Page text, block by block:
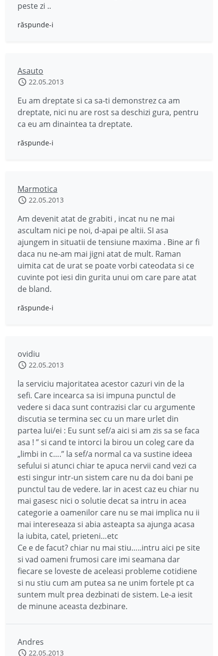
peste zi ..
răspunde-i
Asauto
22.05.2013
Eu am dreptate si ca sa-ti demonstrez ca am
dreptate, nici nu are rost sa deschizi gura, pentru
ca eu am dinaintea ta dreptate.
răspunde-i
Marmotica
22.05.2013
Am devenit atat de grabiti , incat nu ne mai
ascultam nici pe noi, d-apai pe altii. SI asa
ajungem in situatii de tensiune maxima . Bine ar fi
daca nu ne-am mai jigni atat de mult. Raman
uimita cat de urat se poate vorbi cateodata si ce
cuvinte pot iesi din gurita unui om care pare atat
de bland.
răspunde-i
ovidiu
22.05.2013
la serviciu majoritatea acestor cazuri vin de la
sefi. Care incearca sa isi impuna punctul de
vedere si daca sunt contrazisi clar cu argumente
discutia se termina sec cu un mare urlet din
partea lui/ei : Eu sunt sef/a aici si am zis sa se faca
asa ! ” si cand te intorci la birou un coleg care da
„limbi in c….” la sef/a normal ca va sustine ideea
sefului si atunci chiar te apuca nervii cand vezi ca
esti singur intr-un sistem care nu da doi bani pe
punctul tau de vedere. Iar in acest caz eu chiar nu
mai gasesc nici o solutie decat sa intru in acea
categorie a oamenilor care nu se mai implica nu ii
mai intereseaza si abia asteapta sa ajunga acasa
la iubita, catel, prieteni…etc
Ce e de facut? chiar nu mai stiu…..intru aici pe site
si vad oameni frumosi care imi seamana dar
fiecare se loveste de aceleasi probleme cotidiene
si nu stiu cum am putea sa ne unim fortele pt ca
suntem mult prea dezbinati de sistem. Le-a iesit
de minune aceasta dezbinare.
Andres
22.05.2013